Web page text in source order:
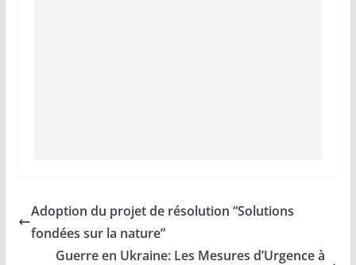
Adoption du projet de résolution “Solutions
fondées sur la nature”
Guerre en Ukraine: Les Mesures d’Urgence à